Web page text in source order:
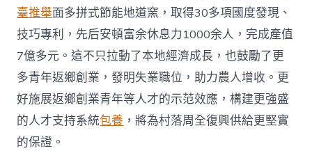
臺推舉面多拼式節能地道窯，取得30多項國度發現、
技巧專利，先后安頓富余休息力1000余人，完成產值
7億多元。這不只拉動了本地經濟成長，也鼓勵了更
多青年返鄉創業，發明失業職位，助力農人增收。更
好施展返鄉創業青年等人才的示范效應，構建更強盛
的人才支持系統包養 ，將為村落周全復興供給更堅實
的保證。